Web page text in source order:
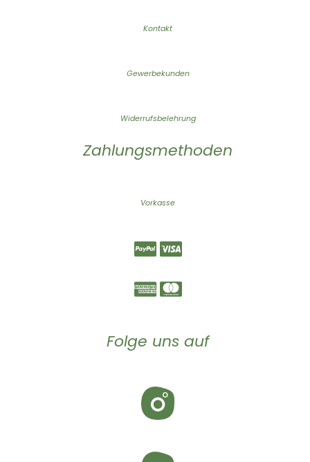
Kontakt
Gewerbekunden
Widerrufsbelehrung
Zahlungsmethoden
Vorkasse
Folge uns auf